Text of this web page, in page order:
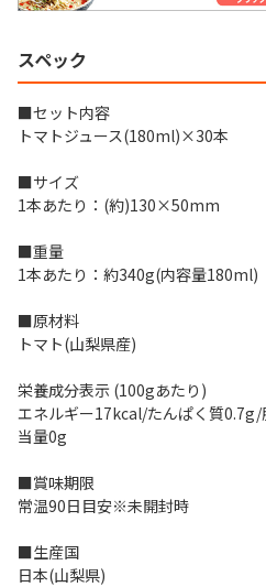
スペック
■セット内容
トマトジュース(180ml)×30本
■サイズ
1本あたり：(約)130×50mm
■重量
1本あたり：約340g(内容量180ml)
■原材料
トマト(山梨県産)
栄養成分表示 (100gあたり)
エネルギー17kcal/たんぱく質
当量0g
■賞味期限
常温90日目安※未開封時
■生産国
日本(山梨県)